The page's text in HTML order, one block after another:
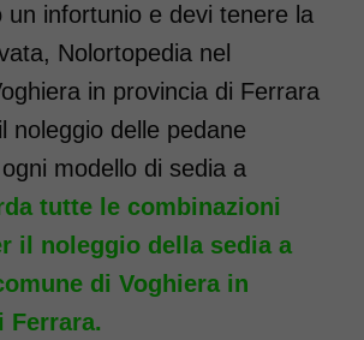
Carrozzina
ad ingombro
- con reggigambe
Seduta 40 cm
un infortunio e devi tenere la
Nolortopedia nel
in provincia di Ferrara
noleggio delle pedane
modello di sedia a
tutte le combinazioni
il noleggio della sedia a
di Voghiera in
Ferrara.